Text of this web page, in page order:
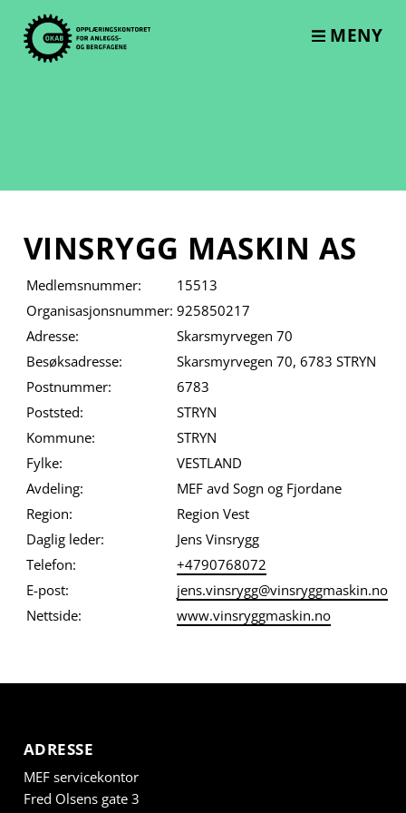
content
MENY
VINSRYGG MASKIN AS
Medlemsnummer:
15513
Organisasjonsnummer: 925850217
Adresse:
Skarsmyrvegen 70
Besøksadresse:
Skarsmyrvegen 70, 6783 STRYN
Postnummer:
6783
Poststed:
STRYN
Kommune:
STRYN
Fylke:
VESTLAND
Avdeling:
MEF avd Sogn og Fjordane
Region:
Region Vest
Daglig leder:
Jens Vinsrygg
Telefon:
+4790768072
E-post:
jens.vinsrygg@vinsryggmaskin.no
Nettside:
www.vinsryggmaskin.no
ADRESSE
MEF servicekontor
Fred Olsens gate 3